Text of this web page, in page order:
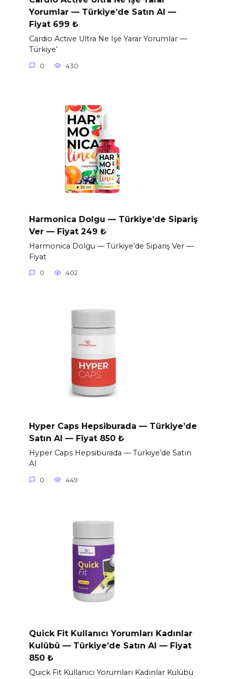
Yorumlar — Türkiye’de Satın Al —
Fiyat 699 ₺
Cardio Active Ultra Ne Işe Yarar Yorumlar —
Türkiye’
0 430
Harmonica Dolgu — Türkiye’de Sipariş
Ver — Fiyat 249 ₺
Harmonica Dolgu — Türkiye’de Sipariş Ver —
Fiyat
0 402
Hyper Caps Hepsiburada — Türkiye’de
Satın Al — Fiyat 850 ₺
Hyper Caps Hepsiburada — Türkiye’de Satın
Al
0 449
Quick Fit Kullanıcı Yorumları Kadınlar
Kulübü — Türkiye’de Satın Al — Fiyat
850 ₺
Quick Fit Kullanıcı Yorumları Kadınlar Kulübü